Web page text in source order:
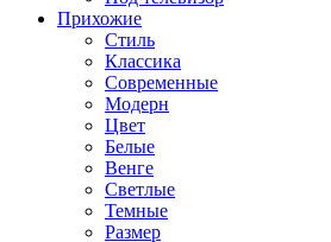
Прихожие
Стиль
Классика
Современные
Модерн
Цвет
Белые
Венге
Светлые
Темные
Размер